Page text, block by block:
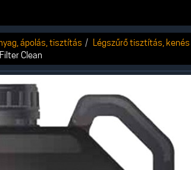
ápolás, tisztítás
Légszűrő tisztítás, kenés
Clean